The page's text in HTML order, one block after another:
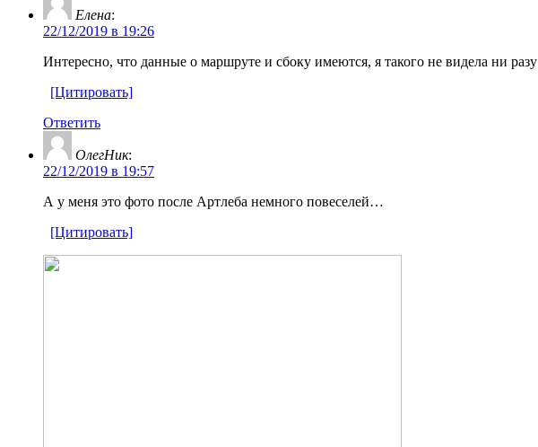
Eлена:
22/12/2019 в 19:26
Интересно, что данные о маршруте и сбоку имеются, я такого не видела ни разу
[Цитировать]
Ответить
ОлегНик:
22/12/2019 в 19:57
А у меня это фото после Артлеба немного повеселей…
[Цитировать]